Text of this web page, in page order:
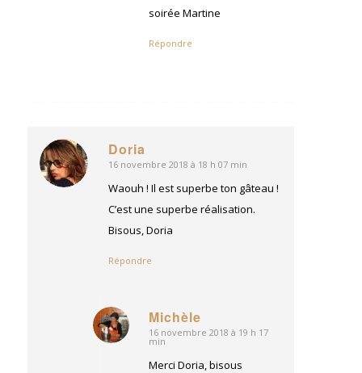
soirée Martine
Répondre
Doria
dit
:
16 novembre 2018 à 18 h 07 min
Waouh ! Il est superbe ton gâteau !
C’est une superbe réalisation.
Bisous, Doria
Répondre
Michèle
dit
16 novembre 2018 à 19 h 17
min
Merci Doria, bisous